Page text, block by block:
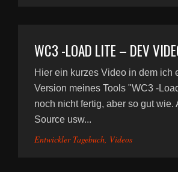
WC3 -LOAD LITE – DEV
Hier ein kurzes Video in dem ich
Version meines Tools "WC3 -
noch nicht fertig, aber so gut wie.
Source usw...
Entwickler Tagebuch, Videos